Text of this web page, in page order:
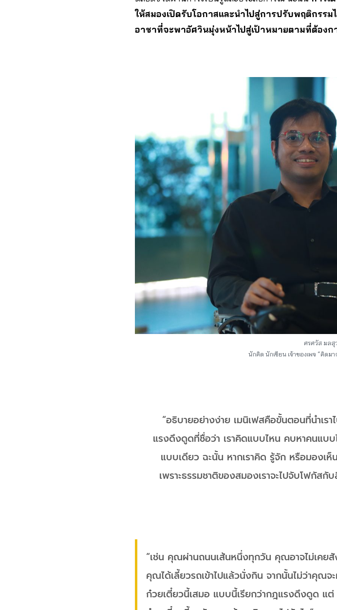
ให้สมองเปิดรับโอกาสและนำไปสู่การปรับพฤติกรรม
อาชาที่จะพาอัศวินมุ่งหน้าไปสู่เป้าหมายตามที่ต้องก
ศรศวัส มลสุ
นักคิด นักเขียน เจ้าของเพจ “คิดม
“อธิบายอย่างง่าย เมนิเฟสคือขั้นตอนที่นำเรา
แรงดึงดูดที่ชื่อว่า เราคิดแบบไหน คบหาคนแบ
แบบเดียว ฉะนั้น หากเราคิด รู้จัก หรือมองเ
เพราะธรรมชาติของสมองเราจะไปจับโฟกัส
“เช่น คุณผ่านถนนเส้นหนึ่งทุกวัน คุณอาจไม่เคยสั
คุณได้เลี้ยวรถเข้าไปแล้วนั่งกิน จากนั้นไม่ว่าคุณจ
ก๋วยเตี๋ยวนี้เสมอ แบบนี้เรียกว่ากฎแรงดึงดูด แ